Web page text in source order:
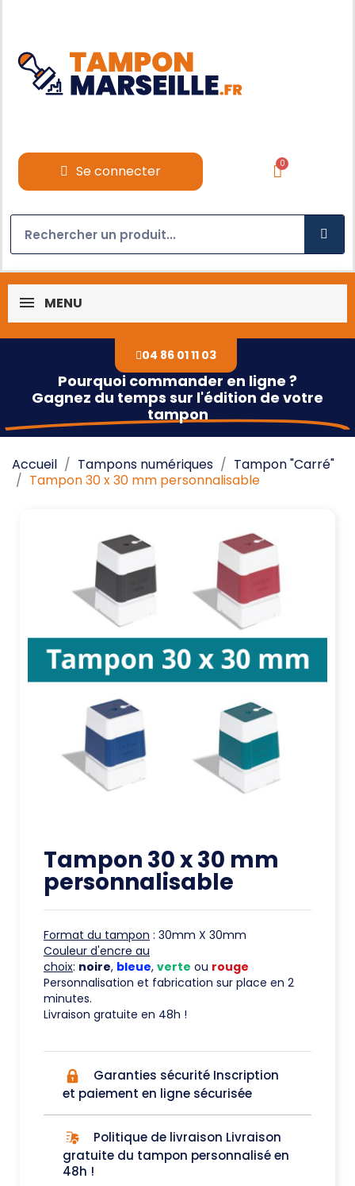
Se connecter
MENU
04 86 01 11 03
Pourquoi commander en ligne ?
Gagnez du temps sur l'édition de votre
tampon
Accueil Tampons numériques
Tampon "Carré"
Tampon 30 x 30 mm personnalisable
Tampon 30 x 30 mm
personnalisable
Format du tampon : 30mm X 30mm
Couleur d'encre au
choix: noire, bleue, verte ou rouge
Personnalisation et fabrication sur place en 2
minutes.
Livraison gratuite en 48h !
Garanties sécurité Inscription
et paiement en ligne sécurisée
Politique de livraison Livraison
gratuite du tampon personnalisé en
48h !